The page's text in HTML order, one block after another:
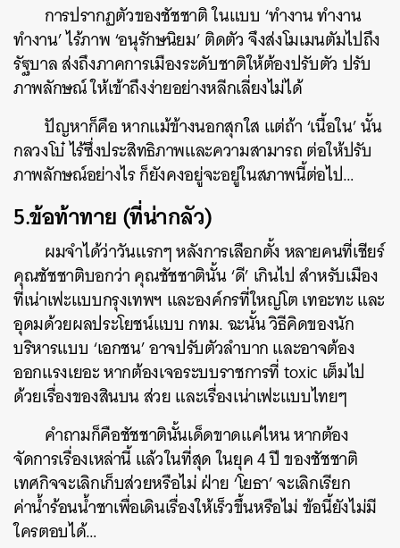
การปรากฏตัวของชัชชาติ ในแบบ ‘ทำงาน ทำงาน
ทำงาน’ ไร้ภาพ ‘อนุรักษนิยม’ ติดตัว จึงส่งโมเมนตัมไปถึง
รัฐบาล ส่งถึงภาคการเมืองระดับชาติให้ต้องปรับตัว ปรับ
ภาพลักษณ์ ให้เข้าถึงง่ายอย่างหลีกเลี่ยงไม่ได้
ปัญหาก็คือ หากแม้ข้างนอกสุกใส แต่ถ้า ‘เนื้อใน’ นั้น
กลวงโบ๋ ไร้ซึ่งประสิทธิภาพและความสามารถ ต่อให้ปรับ
ภาพลักษณ์อย่างไร ก็ยังคงอยู่จะอยู่ในสภาพนี้ต่อไป…
5.ข้อท้าทาย (ที่น่ากลัว)
ผมจำได้ว่าวันแรกๆ หลังการเลือกตั้ง หลายคนที่เชียร์
คุณชัชชาติบอกว่า คุณชัชชาตินั้น ‘ดี’ เกินไป สำหรับเมือง
ที่เน่าเฟะแบบกรุงเทพฯ และองค์กรที่ใหญ่โต เทอะทะ และ
อุดมด้วยผลประโยชน์แบบ กทม. ฉะนั้น วิธีคิดของนัก
บริหารแบบ ‘เอกชน’ อาจปรับตัวลำบาก และอาจต้อง
ออกแรงเยอะ หากต้องเจอระบบราชการที่ toxic เต็มไป
ด้วยเรื่องของสินบน ส่วย และเรื่องเน่าเฟะแบบไทยๆ
คำถามก็คือชัชชาตินั้นเด็ดขาดแค่ไหน หากต้อง
จัดการเรื่องเหล่านี้ แล้วในที่สุด ในยุค 4 ปี ของชัชชาติ
เทศกิจจะเลิกเก็บส่วยหรือไม่ ฝ่าย ‘โยธา’ จะเลิกเรียก
ค่าน้ำร้อนน้ำชาเพื่อเดินเรื่องให้เร็วขึ้นหรือไม่ ข้อนี้ยังไม่มี
ใครตอบได้…